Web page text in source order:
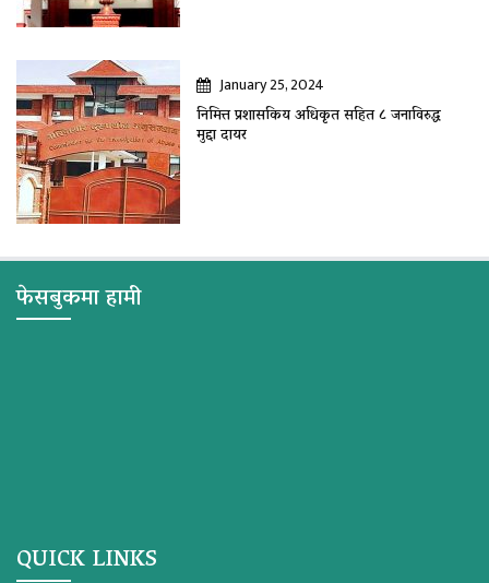
January 25, 2024
निमित्त प्रशासकिय अधिकृत सहित ८ जनाविरुद्ध
मुद्दा दायर
फेसबुकमा हामी
QUICK LINKS